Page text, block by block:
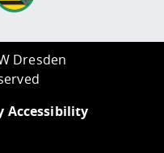
Dresden
Accessibility